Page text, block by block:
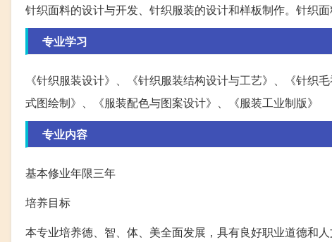
针织面料的设计与开发、针织服装的设计和样板制作。针织
专业学习
《针织服装设计》、《针织服装结构设计与工艺》、《针织
式图绘制》、《服装配色与图案设计》、《服装工业制版》
专业内容
基本修业年限三年
培养目标
本专业培养德、智、体、美全面发展，具有良好职业道德和